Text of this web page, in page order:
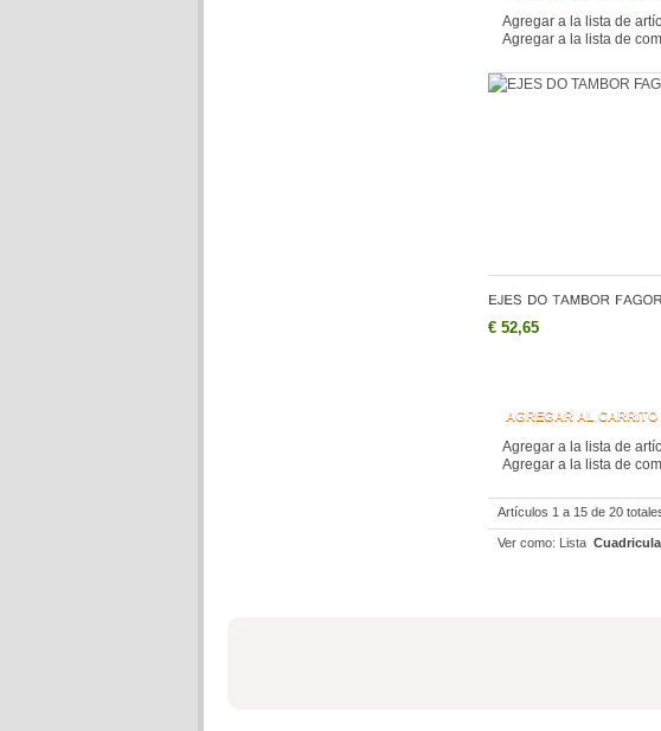
Agregar a la lista de
Agregar a la lista de
€ 52,65
AGREGAR AL CARRITO
Agregar a la lista de
Agregar a la lista de
Artículos 1 a 15 de 20
Ver como: Lista Cuadricula